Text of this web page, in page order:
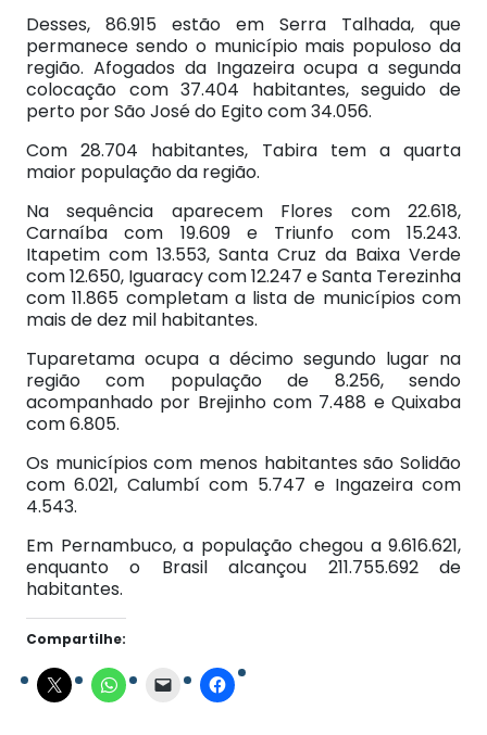
Desses, 86.915 estão em Serra Talhada, que
permanece sendo o município mais populoso da
região. Afogados da Ingazeira ocupa a segunda
colocação com 37.404 habitantes, seguido de
perto por São José do Egito com 34.056.
Com 28.704 habitantes, Tabira tem a quarta
maior população da região.
Na sequência aparecem Flores com 22.618,
Carnaíba com 19.609 e Triunfo com 15.243.
Itapetim com 13.553, Santa Cruz da Baixa Verde
com 12.650, Iguaracy com 12.247 e Santa Terezinha
com 11.865 completam a lista de municípios com
mais de dez mil habitantes.
Tuparetama ocupa a décimo segundo lugar na
região com população de 8.256, sendo
acompanhado por Brejinho com 7.488 e Quixaba
com 6.805.
Os municípios com menos habitantes são Solidão
com 6.021, Calumbí com 5.747 e Ingazeira com
4.543.
Em Pernambuco, a população chegou a 9.616.621,
enquanto o Brasil alcançou 211.755.692 de
habitantes.
Compartilhe: